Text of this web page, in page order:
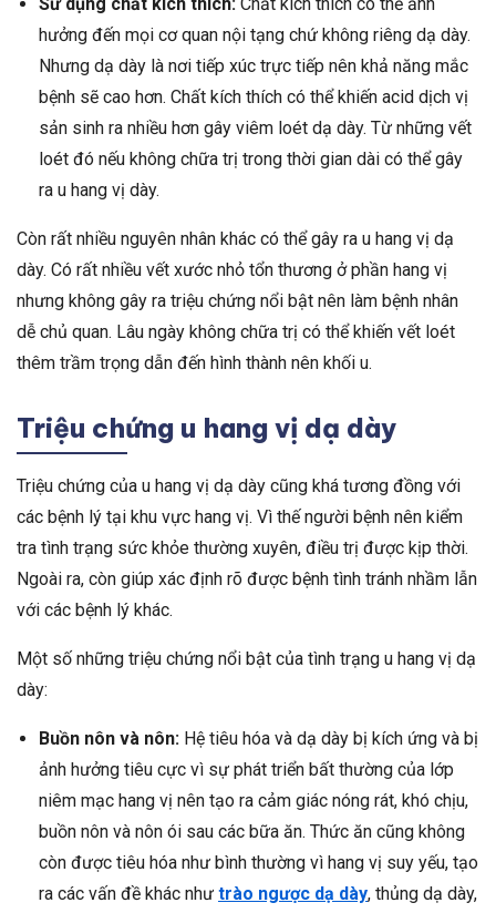
Sử dụng chất kích thích: Chất kích thích có thể ảnh
hưởng đến mọi cơ quan nội tạng chứ không riêng dạ dày.
Nhưng dạ dày là nơi tiếp xúc trực tiếp nên khả năng mắc
bệnh sẽ cao hơn. Chất kích thích có thể khiến acid dịch vị
sản sinh ra nhiều hơn gây viêm loét dạ dày. Từ những vết
loét đó nếu không chữa trị trong thời gian dài có thể gây
ra u hang vị dày.
Còn rất nhiều nguyên nhân khác có thể gây ra u hang vị dạ
dày. Có rất nhiều vết xước nhỏ tổn thương ở phần hang vị
nhưng không gây ra triệu chứng nổi bật nên làm bệnh nhân
dễ chủ quan. Lâu ngày không chữa trị có thể khiến vết loét
thêm trầm trọng dẫn đến hình thành nên khối u.
Triệu chứng u hang vị dạ dày
Triệu chứng của u hang vị dạ dày cũng khá tương đồng với
các bệnh lý tại khu vực hang vị. Vì thế người bệnh nên kiểm
tra tình trạng sức khỏe thường xuyên, điều trị được kịp thời.
Ngoài ra, còn giúp xác định rõ được bệnh tình tránh nhầm lẫn
với các bệnh lý khác.
Một số những triệu chứng nổi bật của tình trạng u hang vị dạ
dày:
Buồn nôn và nôn: Hệ tiêu hóa và dạ dày bị kích ứng và bị
ảnh hưởng tiêu cực vì sự phát triển bất thường của lớp
niêm mạc hang vị nên tạo ra cảm giác nóng rát, khó chịu,
buồn nôn và nôn ói sau các bữa ăn. Thức ăn cũng không
còn được tiêu hóa như bình thường vì hang vị suy yếu, tạo
ra các vấn đề khác như trào ngược dạ dày, thủng dạ dày,